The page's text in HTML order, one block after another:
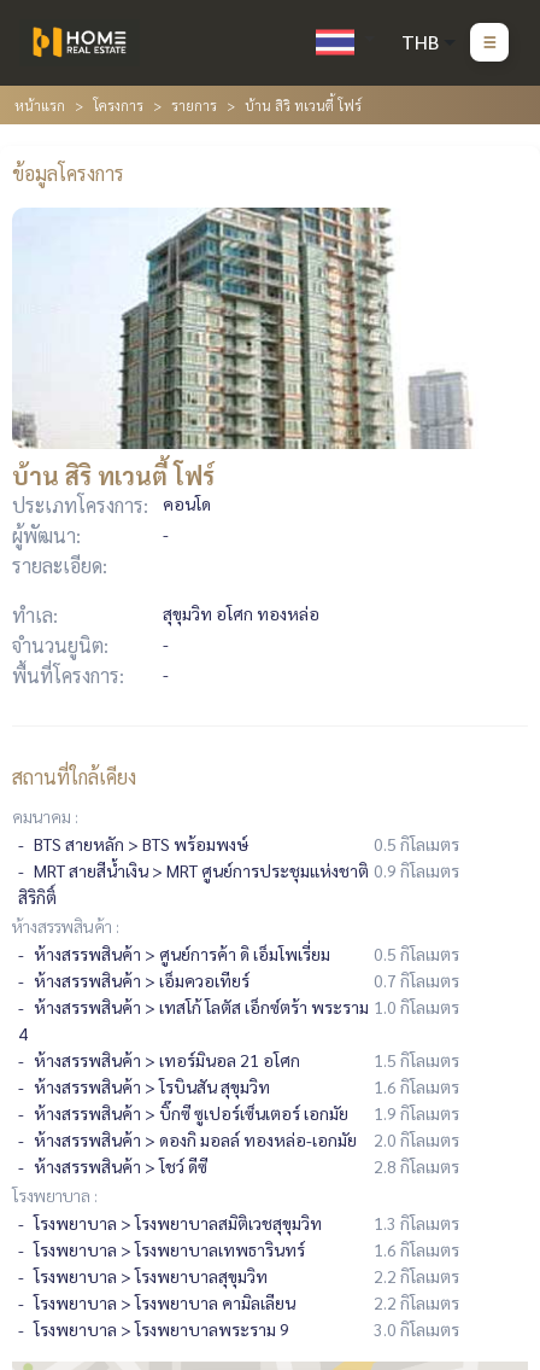
THB
หน้าแรก โครงการ รายการ บ้าน สิริ ทเวนตี้ โฟร์
ข้อมูลโครงการ
บ้าน สิริ ทเวนตี้ โฟร์
ประเภทโครงการ: คอนโด
ผู้พัฒนา: -
รายละเอียด:
ทำเล:
สุขุมวิท อโศก ทองหล่อ
จำนวนยูนิต: -
พื้นที่โครงการ: -
สถานที่ใกล้เคียง
คมนาคม :
BTS สายหลัก > BTS พร้อมพงษ์
0.5 กิโลเมตร
MRT สายสีน้ำเงิน > MRT ศูนย์การประชุมแห่งชาติ
สิริกิติ์
0.9 กิโลเมตร
ห้างสรรพสินค้า :
ห้างสรรพสินค้า > ศูนย์การค้า ดิ เอ็มโพเรี่ยม
0.5 กิโลเมตร
ห้างสรรพสินค้า > เอ็มควอเทียร์
0.7 กิโลเมตร
ห้างสรรพสินค้า > เทสโก้ โลตัส เอ็กซ์ตร้า พระราม
4
1.0 กิโลเมตร
ห้างสรรพสินค้า > เทอร์มินอล 21 อโศก
1.5 กิโลเมตร
ห้างสรรพสินค้า > โรบินสัน สุขุมวิท
1.6 กิโลเมตร
ห้างสรรพสินค้า > บิ๊กซี ซูเปอร์เซ็นเตอร์ เอกมัย
1.9 กิโลเมตร
ห้างสรรพสินค้า > ดองกิ มอลล์ ทองหล่อ-เอกมัย
2.0 กิโลเมตร
ห้างสรรพสินค้า > โชว์ ดีซี
2.8 กิโลเมตร
โรงพยาบาล :
โรงพยาบาล > โรงพยาบาลสมิติเวชสุขุมวิท
1.3 กิโลเมตร
โรงพยาบาล > โรงพยาบาลเทพธารินทร์
1.6 กิโลเมตร
โรงพยาบาล > โรงพยาบาลสุขุมวิท
2.2 กิโลเมตร
โรงพยาบาล > โรงพยาบาล คามิลเลียน
2.2 กิโลเมตร
โรงพยาบาล > โรงพยาบาลพระราม 9
3.0 กิโลเมตร